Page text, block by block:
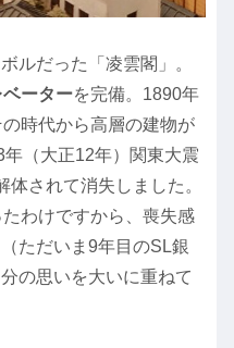
ルだった「凌雲閣」。
ーターを完備。1890年
の時代から高層の建物が
（大正12年）関東大震
されて消失しました。
わけですから、喪失感
ただいま9年目のSL銀
の思いを大いに重ねて